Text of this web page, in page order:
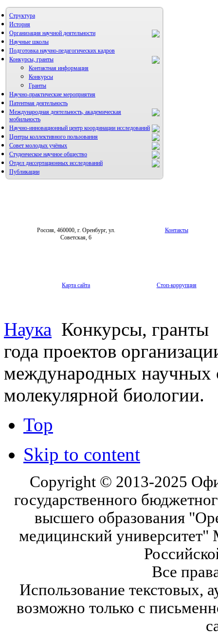
Структура
История
Организация научной деятельности
Научные школы
Подготовка научно-педагогических кадров
Конкурсы, гранты
Контактная информация
Конкурсы
Гранты
Научно-практические мероприятия
Патентная деятельность
Международная деятельность, академическая
мобильность
Научно-инновационный центр координации исследований
НИИ микрохирургии и клинической анатомии
Центры коллективного пользования
Совет молодых учёных
Студенческое научное общество
Отдел диссертационных исследований
Публикации
Россия, 460000, г. Оренбург, ул.
Советская, 6
Контакты
Карта сайта Стоп-коррупция
Наука Конкурсы, гранты
года проектов
международных научных
молекулярной биологии.
Top
Skip to content
Copyright © 2013-2025
государственного
высшего образования
медицинский университет"
Все
Использование текстовых,
возможно только с